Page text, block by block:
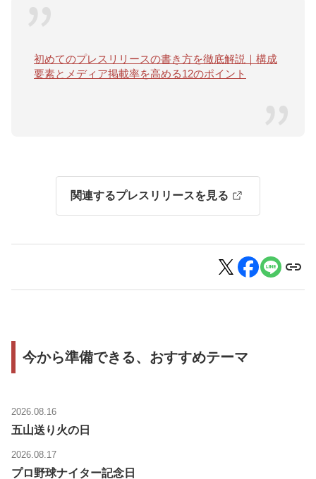
初めてのプレスリリースの書き方を徹底解説｜構成
要素とメディア掲載率を高める12のポイント
関連するプレスリリースを見る
今から準備できる、おすすめテーマ
2026.08.16
五山送り火の日
2026.08.17
プロ野球ナイター記念日